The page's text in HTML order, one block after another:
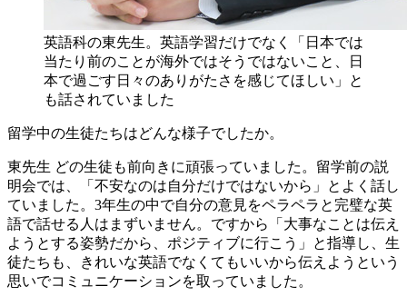
英語科の東先生。英語学習だけでなく「日本では
当たり前のことが海外ではそうではないこと、日
本で過ごす日々のありがたさを感じてほしい」と
も話されていました
留学中の生徒たちはどんな様子でしたか。
東先生 どの生徒も前向きに頑張っていました。留学前の説
明会では、「不安なのは自分だけではないから」とよく話し
ていました。3年生の中で自分の意見をペラペラと完璧な英
語で話せる人はまずいません。ですから「大事なことは伝え
ようとする姿勢だから、ポジティブに行こう」と指導し、生
徒たちも、きれいな英語でなくてもいいから伝えようという
思いでコミュニケーションを取っていました。